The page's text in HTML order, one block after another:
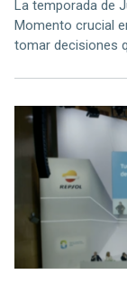
La temporada de
Momento crucial
tomar decisiones